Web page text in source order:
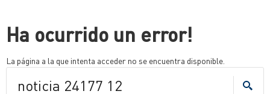
Ha ocurrido un error!
La página a la que intenta acceder no se encuentra disponible.